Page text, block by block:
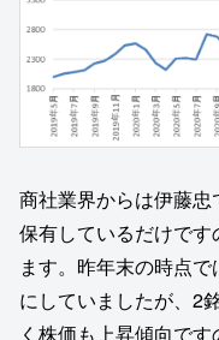
商社業界からは伊藤
保有しているだけで
ます。昨年末の時点
にしていましたが、2
く株価も上昇傾向です